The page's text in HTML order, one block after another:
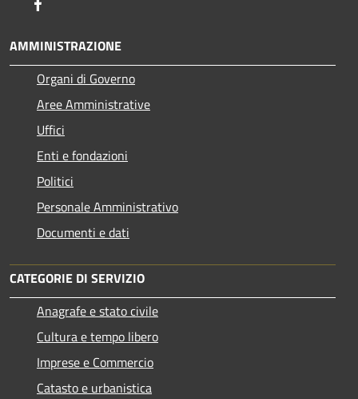
AMMINISTRAZIONE
Organi di Governo
Aree Amministrative
Uffici
Enti e fondazioni
Politici
Personale Amministrativo
Documenti e dati
CATEGORIE DI SERVIZIO
Anagrafe e stato civile
Cultura e tempo libero
Imprese e Commercio
Catasto e urbanistica